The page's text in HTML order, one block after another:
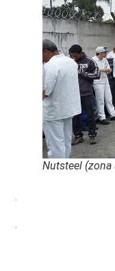
Nutsteel (zona
.